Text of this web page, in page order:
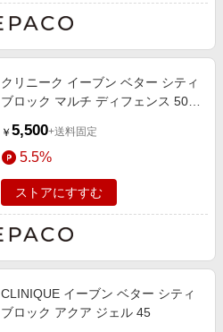
クリニーク イーブン ベター シティ
ブロック マルチ ディフェンス 50
￥ 5,500+送料固定
5.5%
ストアにすすむ
CLINIQUE イーブン ベター シティ
ブロック アクア ジェル 45